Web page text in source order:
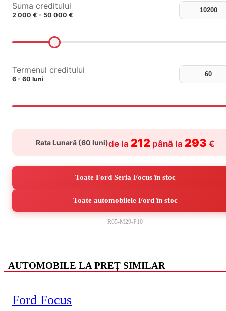
Suma creditului
2 000 € - 50 000 €
Termenul creditului
6 - 60 luni
Rata Lunară (60 luni)de la 212 până la 293 €
Toate Ford Seria Focus în stoc
Toate automobilele Ford în stoc
R65-M29-P10
AUTOMOBILE LA PREȚ SIMILAR
Ford Focus